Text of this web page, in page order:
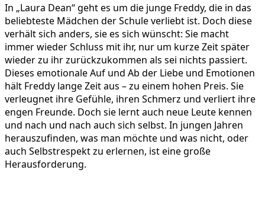
In „Laura Dean“ geht es um die junge Freddy, die in das
beliebteste Mädchen der Schule verliebt ist. Doch diese
verhält sich anders, sie es sich wünscht: Sie macht
immer wieder Schluss mit ihr, nur um kurze Zeit später
wieder zu ihr zurückzukommen als sei nichts passiert.
Dieses emotionale Auf und Ab der Liebe und Emotionen
hält Freddy lange Zeit aus – zu einem hohen Preis. Sie
verleugnet ihre Gefühle, ihren Schmerz und verliert ihre
engen Freunde. Doch sie lernt auch neue Leute kennen
und nach und nach auch sich selbst. In jungen Jahren
herauszufinden, was man möchte und was nicht, oder
auch Selbstrespekt zu erlernen, ist eine große
Herausforderung.